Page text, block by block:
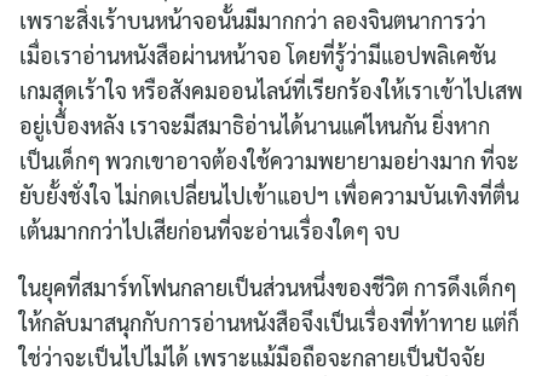
เพราะสิ่งเร้าบนหน้าจอนั้นมีมากกว่า ลองจินตนาการว่า
เมื่อเราอ่านหนังสือผ่านหน้าจอ โดยที่รู้ว่ามีแอปพลิเคชัน
เกมสุดเร้าใจ หรือสังคมออนไลน์ที่เรียกร้องให้เราเข้าไปเสพ
อยู่เบื้องหลัง เราจะมีสมาธิอ่านได้นานแค่ไหนกัน ยิ่งหาก
เป็นเด็กๆ พวกเขาอาจต้องใช้ความพยายามอย่างมาก ที่จะ
ยับยั้งชั่งใจ ไม่กดเปลี่ยนไปเข้าแอปฯ เพื่อความบันเทิงที่ตื่น
เต้นมากกว่าไปเสียก่อนที่จะอ่านเรื่องใดๆ จบ
ในยุคที่สมาร์ทโฟนกลายเป็นส่วนหนึ่งของชีวิต การดึงเด็กๆ
ให้กลับมาสนุกกับการอ่านหนังสือจึงเป็นเรื่องที่ท้าทาย แต่ก็
ใช่ว่าจะเป็นไปไม่ได้ เพราะแม้มือถือจะกลายเป็นปัจจัย